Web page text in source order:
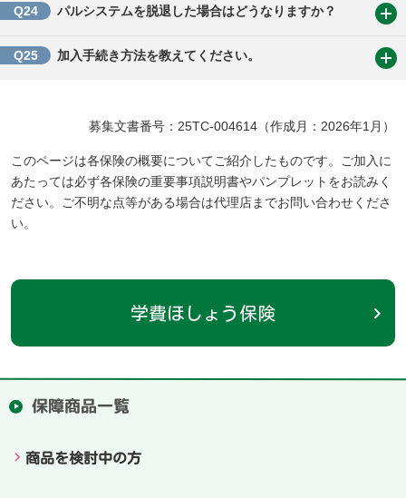
Q24 パルシステムを脱退した場合はどうなりますか？
Q25 加入手続き方法を教えてください。
募集文書番号：25TC-004614（作成月：2026年1月）
このページは各保険の概要についてご紹介したものです。ご加入に
あたっては必ず各保険の重要事項説明書やパンプレットをお読みく
ださい。ご不明な点等がある場合は代理店までお問い合わせくださ
い。
学費ほしょう保険
保障商品一覧
商品を検討中の方